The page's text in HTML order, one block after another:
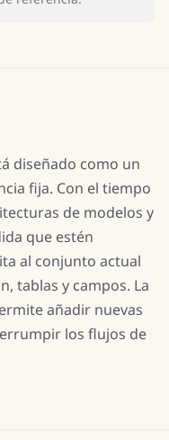
diseñado como un
fija. Con el tiempo
de modelos y
que estén
al conjunto actual
tablas y campos. La
añadir nuevas
los flujos de